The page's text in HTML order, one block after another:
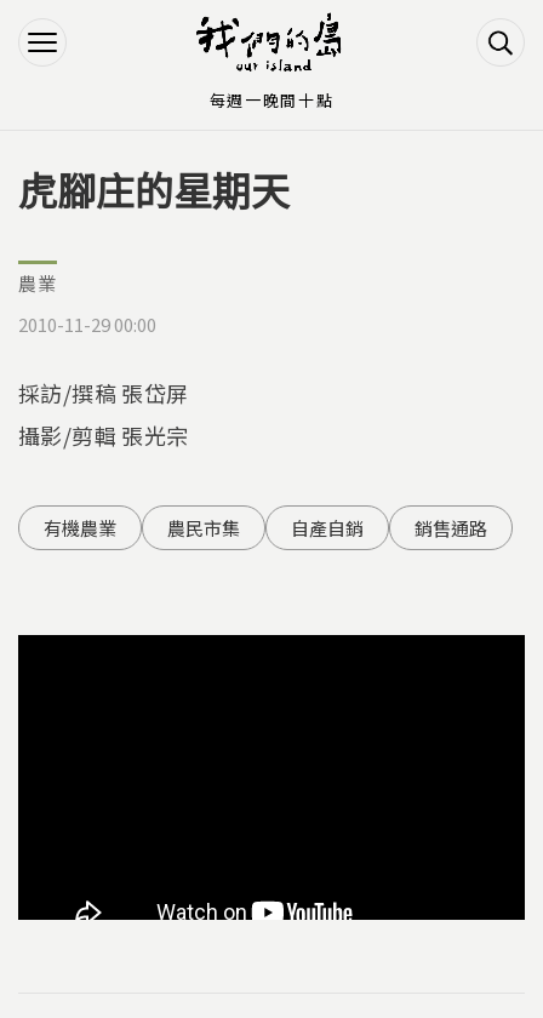
Jump to Navigation
Jump to Main content
您在這裡
虎腳庄的星期天
農業
2010-11-29 00:00
採訪/撰稿 張岱屏
攝影/剪輯 張光宗
有機農業 農民市集 自產自銷 銷售通路
每週一晚間十點